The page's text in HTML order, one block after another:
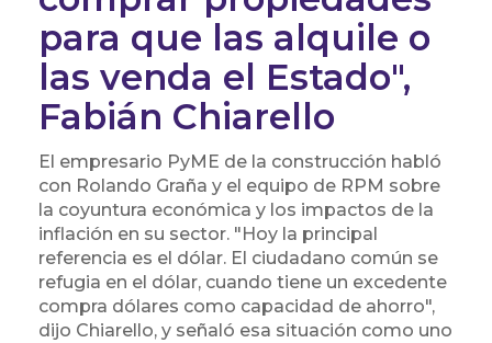
para que las alquile o
las venda el Estado",
Fabián Chiarello
El empresario PyME de la construcción habló
con Rolando Graña y el equipo de RPM sobre
la coyuntura económica y los impactos de la
inflación en su sector. "Hoy la principal
referencia es el dólar. El ciudadano común se
refugia en el dólar, cuando tiene un excedente
compra dólares como capacidad de ahorro",
dijo Chiarello, y señaló esa situación como uno